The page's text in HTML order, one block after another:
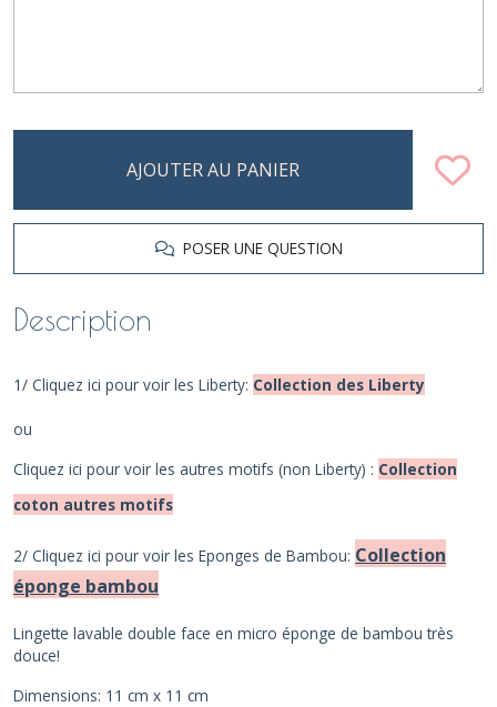
AJOUTER AU PANIER
POSER UNE QUESTION
Description
1/ Cliquez ici pour voir les Liberty: Collection des Liberty
ou
Cliquez ici pour voir les autres motifs (non Liberty) : Collection
coton autres motifs
2/ Cliquez ici pour voir les Eponges de Bambou: Collection
éponge bambou
Lingette lavable double face en micro éponge de bambou très
douce!
Dimensions: 11 cm x 11 cm